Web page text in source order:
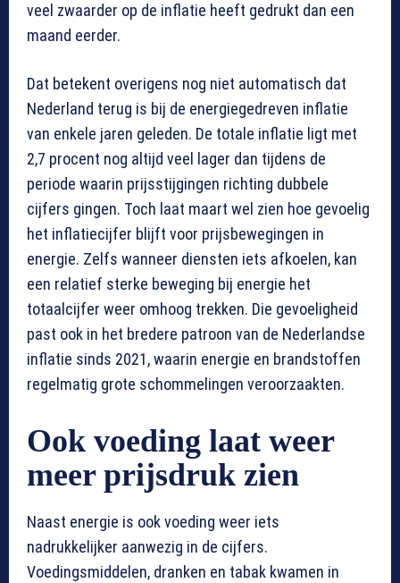
veel zwaarder op de inflatie heeft gedrukt dan een
maand eerder.
Dat betekent overigens nog niet automatisch dat
Nederland terug is bij de energiegedreven inflatie
van enkele jaren geleden. De totale inflatie ligt met
2,7 procent nog altijd veel lager dan tijdens de
periode waarin prijsstijgingen richting dubbele
cijfers gingen. Toch laat maart wel zien hoe gevoelig
het inflatiecijfer blijft voor prijsbewegingen in
energie. Zelfs wanneer diensten iets afkoelen, kan
een relatief sterke beweging bij energie het
totaalcijfer weer omhoog trekken. Die gevoeligheid
past ook in het bredere patroon van de Nederlandse
inflatie sinds 2021, waarin energie en brandstoffen
regelmatig grote schommelingen veroorzaakten.
Ook voeding laat weer
meer prijsdruk zien
Naast energie is ook voeding weer iets
nadrukkelijker aanwezig in de cijfers.
Voedingsmiddelen, dranken en tabak kwamen in